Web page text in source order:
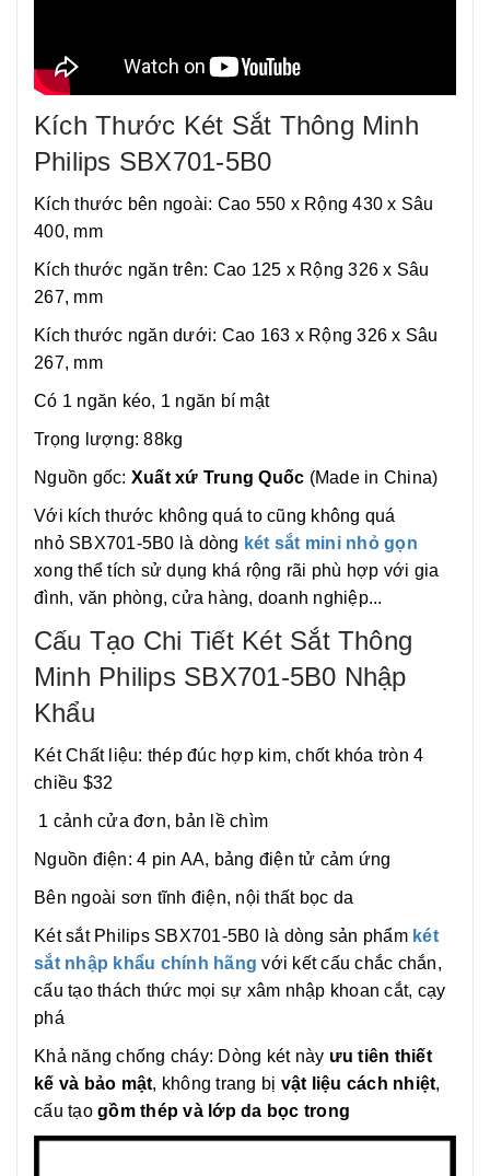
Kích Thước Két Sắt Thông Minh
Philips SBX701-5B0
Kích thước bên ngoài: Cao 550 x Rộng 430 x Sâu
400, mm
Kích thước ngăn trên: Cao 125 x Rộng 326 x Sâu
267, mm
Kích thước ngăn dưới: Cao 163 x Rộng 326 x Sâu
267, mm
Có 1 ngăn kéo, 1 ngăn bí mật
Trọng lượng: 88kg
Nguồn gốc: Xuất xứ Trung Quốc (Made in China)
Với kích thước không quá to cũng không quá
nhỏ SBX701-5B0 là dòng két sắt mini nhỏ gọn
xong thể tích sử dụng khá rộng rãi phù hợp với gia
đình, văn phòng, cửa hàng, doanh nghiệp...
Cấu Tạo Chi Tiết Két Sắt Thông
Minh Philips SBX701-5B0 Nhập
Khẩu
Két Chất liệu: thép đúc hợp kim, chốt khóa tròn 4
chiều $32
1 cảnh cửa đơn, bản lề chìm
Nguồn điện: 4 pin AA, bảng điện tử cảm ứng
Bên ngoài sơn tĩnh điện, nội thất bọc da
Két sắt Philips SBX701-5B0 là dòng sản phẩm két
sắt nhập khẩu chính hãng với kết cấu chắc chắn,
cấu tạo thách thức mọi sự xâm nhập khoan cắt, cạy
phá
Khả năng chống cháy: Dòng két này ưu tiên thiết
kế và bảo mật, không trang bị vật liệu cách nhiệt,
cấu tạo gồm thép và lớp da bọc trong